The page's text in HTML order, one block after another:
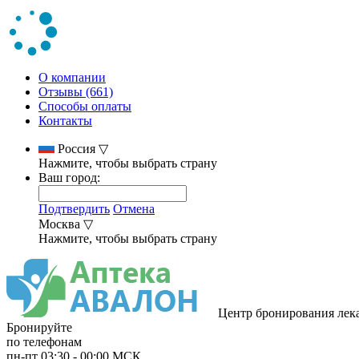
О компании
Отзывы (661)
Способы оплаты
Контакты
Россия ▽
Нажмите, чтобы выбрать страну
Ваш город:
Подтвердить Отмена
Москва ▽
Нажмите, чтобы выбрать страну
Центр бронирования
Бронируйте
по телефонам
пн-пт 03:30 - 00:00 МСК